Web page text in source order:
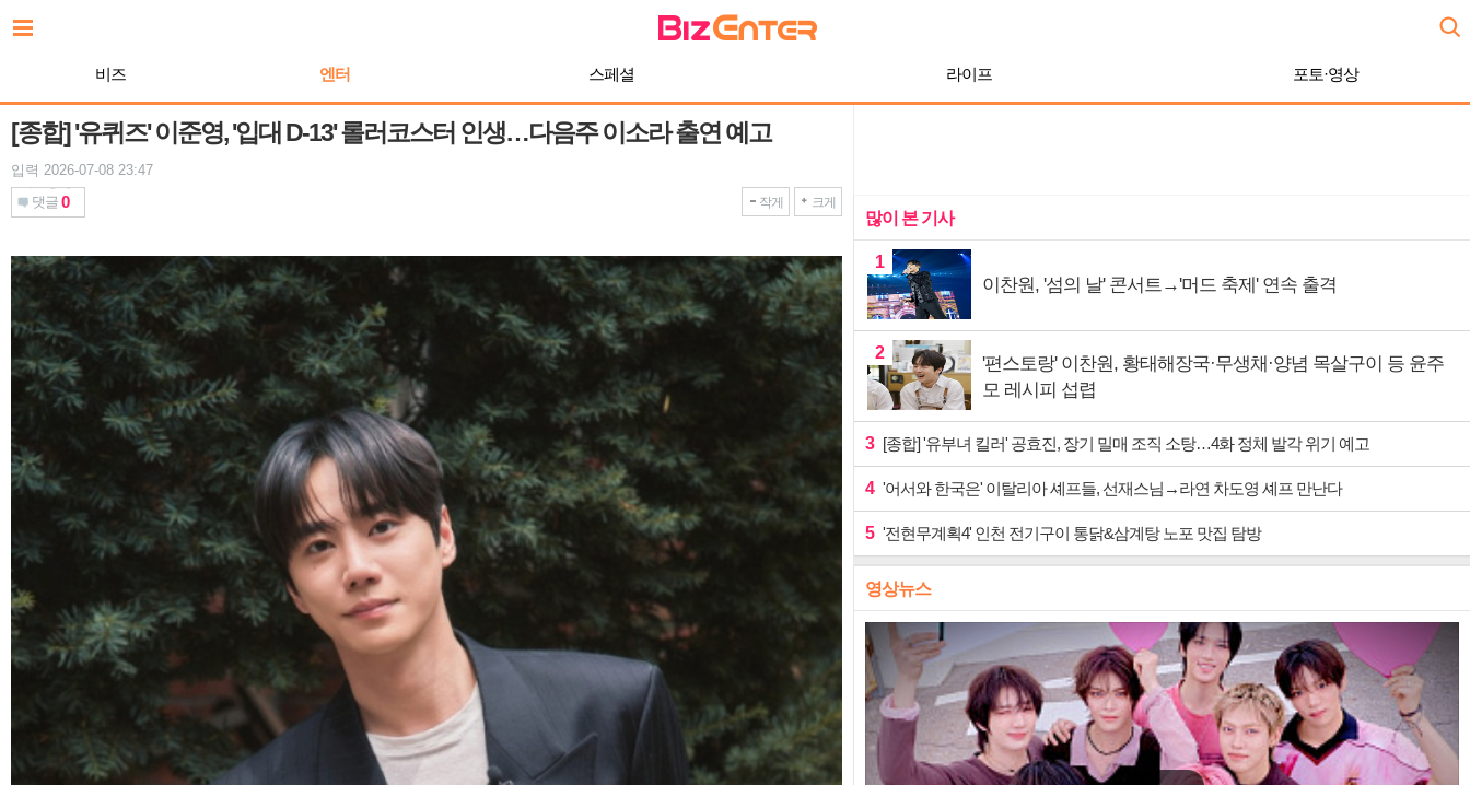
문
기
비즈 엔터 스페셜 라이프 포토·영상
[종합] '유퀴즈' 이준영, '입대 D-13' 롤러코스터 인생…다음주 이소라 출연 예고
입력 2026-07-08 23:47
댓글 0 작게 크게
많이 본 기사
1
이찬원, '섬의 날' 콘서트→'머드 축제' 연속 출격
2
'편스토랑' 이찬원, 황태해장국·무생채·양념 목살구이 등 윤주
모 레시피 섭렵
3 [종합] '유부녀 킬러' 공효진, 장기 밀매 조직 소탕…4화 정체 발각 위기 예고
4 '어서와 한국은' 이탈리아 셰프들, 선재스님→라연 차도영 셰프 만난다
5 '전현무계획4' 인천 전기구이 통닭&삼계탕 노포 맛집 탐방
영상뉴스